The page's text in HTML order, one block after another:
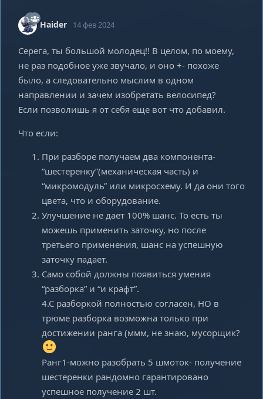
Haider 14 фев 2024
Серега, ты большой молодец!! В целом, по моему,
не раз подобное уже звучало, и оно +- похоже
было, а следовательно мыслим в одном
направлении и зачем изобретать велосипед?
Если позволишь я от себя еще вот что добавил.
Что если:
При разборе получаем два компонента-
“шестеренку”(механическая часть) и
“микромодуль” или микросхему. И да они того
цвета, что и оборудование.
Улучшение не дает 100% шанс. То есть ты
можешь применить заточку, но после
третьего применения, шанс на успешную
заточку падает.
Само собой должны появиться умения
“разборка” и “и крафт”.
4.С разборкой полностью согласен, НО в
трюме разборка возможна только при
достижении ранга (ммм, не знаю, мусорщик?
Ранг1-можно разобрать 5 шмоток- получение
шестеренки рандомно гарантировано
успешное получение 2 шт.